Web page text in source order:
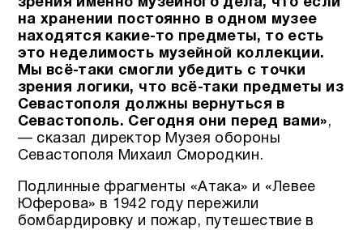
на хранении постоянно в одном музее
находятся какие-то предметы, то есть
это неделимость музейной коллекции.
Мы всё-таки смогли убедить с точки
зрения логики, что всё-таки предметы из
Севастополя должны вернуться в
Севастополь. Сегодня они перед вами»,
— сказал директор Музея обороны
Севастополя Михаил Смородкин.
Подлинные фрагменты «Атака» и «Левее
Юферова» в 1942 году пережили
бомбардировку и пожар, путешествие в